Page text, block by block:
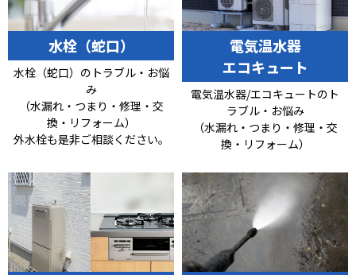
水栓（蛇口）
水栓（蛇口）のトラブル・お悩
み
（水漏れ・つまり・修理・交
換・リフォーム）
外水栓も是非ご相談ください。
電気温水器
エコキュート
電気温水器/エコキュートのト
ラブル・お悩み
（水漏れ・つまり・修理・交
換・リフォーム）